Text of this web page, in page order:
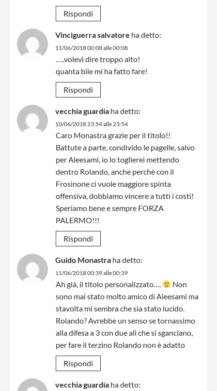
Rispondi
Vinciguerra salvatore ha detto:
11/06/2018 00:08 alle 00:08
…..volevi dire troppo alto!
quanta bile mi ha fatto fare!
Rispondi
vecchia guardia ha detto:
10/06/2018 23:54 alle 23:54
Caro Monastra grazie per il titolo!!
Battute a parte, condivido le pagelle, salvo
per Aleesami, io lo toglierei mettendo
dentro Rolando, anche perchè con il
Frosinone ci vuole maggiore spinta
offensiva, dobbiamo vincere a tutti i costi!
Speriamo bene e sempre FORZA
PALERMO!!!
Rispondi
Guido Monastra ha detto:
11/06/2018 00:39 alle 00:39
Ah già, il titolo personalizzato….
Non
sono mai stato molto amico di Aleesami ma
stavolta mi sembra che sia stato lucido.
Rolando? Avrebbe un senso se tornassimo
alla difesa a 3 con due ali che si sganciano,
per fare il terzino Rolando non è adatto
Rispondi
vecchia guardia ha detto: